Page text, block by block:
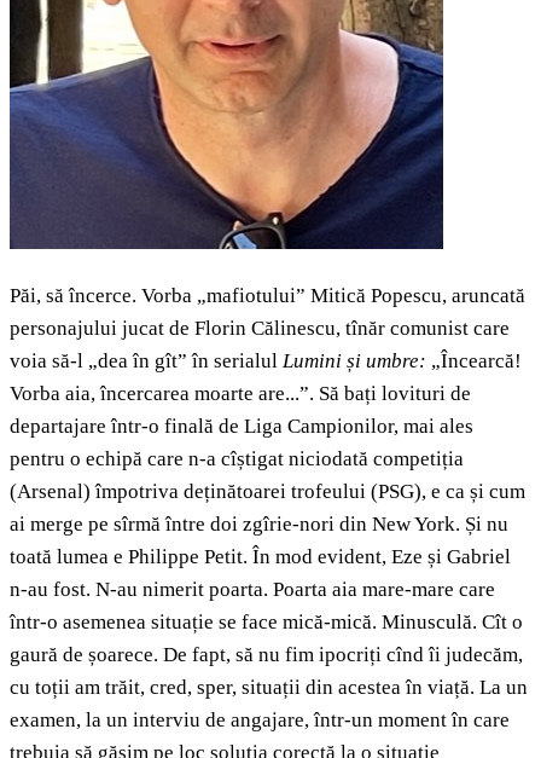
Păi, să încerce. Vorba „mafiotului” Mitică Popescu, aruncată
personajului jucat de Florin Călinescu, tînăr comunist care
voia să-l „dea în gît” în serialul Lumini și umbre: „Încearcă!
Vorba aia, încercarea moarte are...”. Să bați lovituri de
departajare într-o finală de Liga Campionilor, mai ales
pentru o echipă care n-a cîștigat niciodată competiția
(Arsenal) împotriva deținătoarei trofeului (PSG), e ca și cum
ai merge pe sîrmă între doi zgîrie-nori din New York. Și nu
toată lumea e Philippe Petit. În mod evident, Eze și Gabriel
n-au fost. N-au nimerit poarta. Poarta aia mare-mare care
într-o asemenea situație se face mică-mică. Minusculă. Cît o
gaură de șoarece. De fapt, să nu fim ipocriți cînd îi judecăm,
cu toții am trăit, cred, sper, situații din acestea în viață. La un
examen, la un interviu de angajare, într-un moment în care
trebuia să găsim pe loc soluția corectă la o situație